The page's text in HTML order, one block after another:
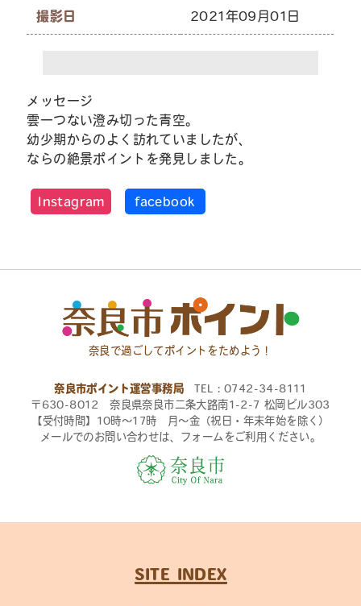
撮影日 2021年09月01日
メッセージ
雲一つない澄み切った青空。
幼少期からのよく訪れていましたが、
ならの絶景ポイントを発見しました。
Instagram facebook
奈良で過ごしてポイントをためよう！
奈良市ポイント運営事務局 TEL：0742-34-8111
〒630-8012 奈良県奈良市二条大路南1-2-7 松岡ビル303
【受付時間】10時〜17時 月〜金（祝日・年末年始を除く）
メールでのお問い合わせは、フォームをご利用ください。
SITE INDEX